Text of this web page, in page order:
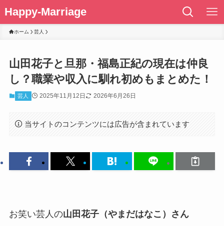
Happy-Marriage
ホーム 芸人
山田花子と旦那・福島正紀の現在は仲良
し？職業や収入に馴れ初めもまとめた！
芸人 2025年11月12日 2026年6月26日
当サイトのコンテンツには広告が含まれています
お笑い芸人の山田花子（やまだはなこ）さん